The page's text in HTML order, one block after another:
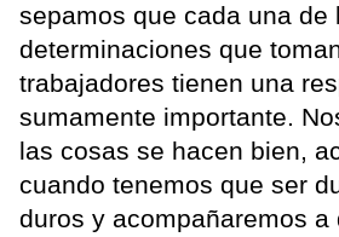
sepamos que cada una de
determinaciones que
trabajadores tienen una
sumamente importante.
las cosas se hacen bien,
cuando tenemos que ser
duros y acompañaremos a